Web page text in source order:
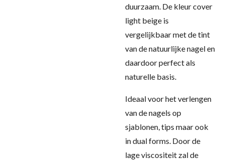
duurzaam. De kleur cover
light beige is
vergelijkbaar met de tint
van de natuurlijke nagel en
daardoor perfect als
naturelle basis.
Ideaal voor het verlengen
van de nagels op
sjablonen, tips maar ook
in dual forms. Door de
lage viscositeit zal de